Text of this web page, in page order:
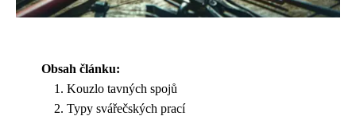
Obsah článku:
Kouzlo tavných spojů
Typy svářečských prací